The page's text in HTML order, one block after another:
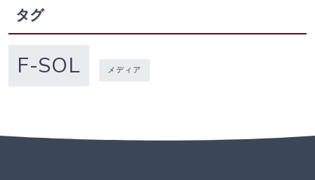
タグ
F-SOL メディア